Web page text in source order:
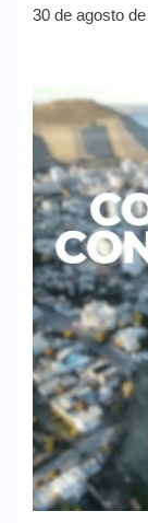
30 de agosto